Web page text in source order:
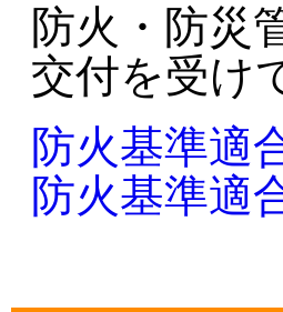
防火・防災
交付を受け
防火基準適
防火基準適